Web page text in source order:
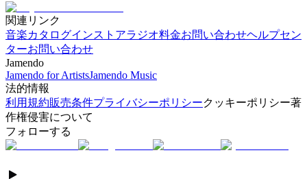
関連リンク
音楽カタログインストアラジオ料金お問い合わせヘルプセン
ターお問い合わせ
Jamendo
Jamendo for ArtistsJamendo Music
法的情報
利用規約販売条件プライバシーポリシークッキーポリシー著
作権侵害について
フォローする